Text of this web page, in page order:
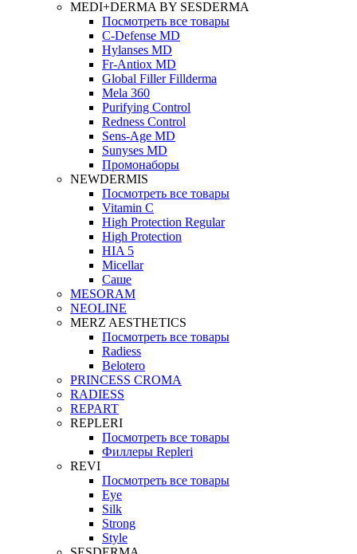
MEDI+DERMA BY SESDERMA
Посмотреть все товары
C-Defense MD
Hylanses MD
Fr‑Antiox MD
Global Filler Fillderma
Mela 360
Purifying Control
Redness Control
Sens-Age MD
Sunyses MD
Промонаборы
NEWDERMIS
Посмотреть все товары
Vitamin C
High Protection Regular
High Protection
HIA 5
Micellar
Саше
MESORAM
NEOLINE
MERZ AESTHETICS
Посмотреть все товары
Radiess
Belotero
PRINCESS CROMA
RADIESS
REPART
REPLERI
Посмотреть все товары
Филлеры Repleri
REVI
Посмотреть все товары
Eye
Silk
Strong
Style